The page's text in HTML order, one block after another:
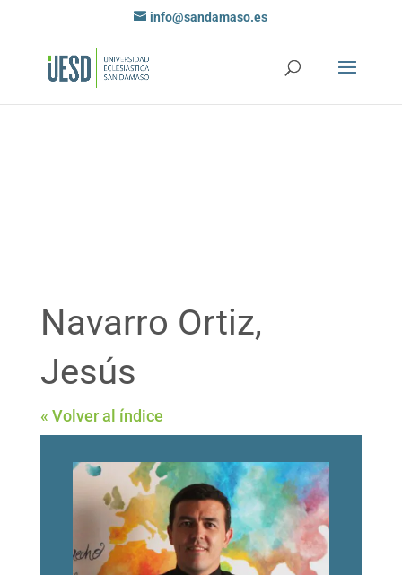
info@sandamaso.es
Navarro Ortiz,
Jesús
« Volver al índice